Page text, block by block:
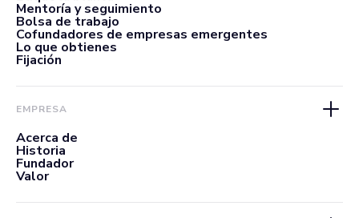
Mentoría y seguimiento
Bolsa de trabajo
Cofundadores de empresas emergentes
Lo que obtienes
Fijación
EMPRESA
Acerca de
Historia
Fundador
Valor